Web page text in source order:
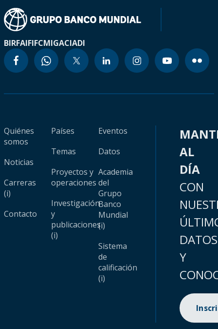
BIRFAIFIFCMIGACIADI
Quiénes
somos
Noticias
Carreras
(i)
Contacto
Países
Temas
Proyectos y
operaciones
Investigación
y
publicaciones
(i)
Eventos
Datos
Academia
del
Grupo
Banco
Mundial
(i)
Sistema
de
calificación
(i)
AL
DÍA
CON
DATOS
Y